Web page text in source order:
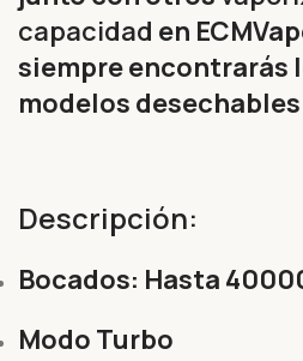
capacidad en
siempre encontrarás
modelos
Descripción:
Bocados: Hasta
Modo Turbo